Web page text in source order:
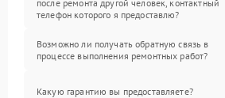
после ремонта другой человек, контактный
телефон которого я предоставлю?
Возможно ли получать обратную связь в
процессе выполнения ремонтных работ?
Какую гарантию вы предоставляете?